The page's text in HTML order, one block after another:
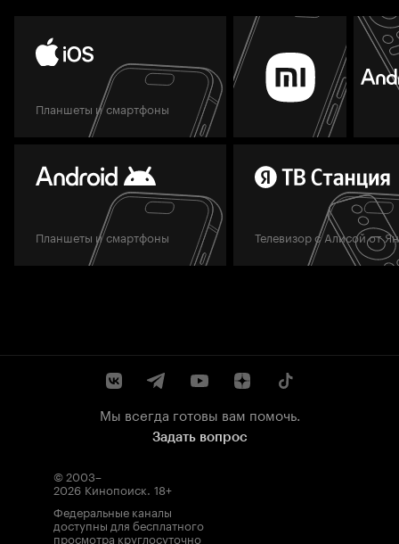
Планшеты и смартфоны
Планшеты и смартфоны Телевизор с Алисой от
Мы всегда готовы вам помочь.
Задать вопрос
© 2003–
2026 Кинопоиск. 18+
Федеральные каналы
доступны для бесплатного
просмотра круглосуточно